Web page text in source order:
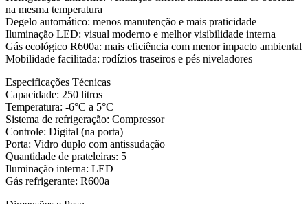
na mesma temperatura
Degelo automático: menos manutenção e mais praticidade
Iluminação LED: visual moderno e melhor visibilidade interna
Gás ecológico R600a: mais eficiência com menor impacto ambiental
Mobilidade facilitada: rodízios traseiros e pés niveladores
Especificações Técnicas
Capacidade: 250 litros
Temperatura: -6°C a 5°C
Sistema de refrigeração: Compressor
Controle: Digital (na porta)
Porta: Vidro duplo com antissudação
Quantidade de prateleiras: 5
Iluminação interna: LED
Gás refrigerante: R600a